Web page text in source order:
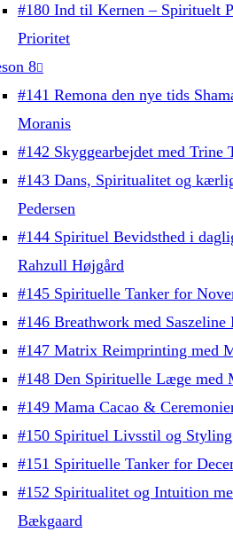
#180 Ind til Kernen – Spirituelt
Prioritet
8
#141 Remona den nye tids
Moranis
#142 Skyggearbejdet med Trine
#143 Dans, Spiritualitet og
Pedersen
#144 Spirituel Bevidsthed i
Rahzull Højgård
#145 Spirituelle Tanker for
#146 Breathwork med Saszeline
#147 Matrix Reimprinting med
#148 Den Spirituelle Læge med
#149 Mama Cacao &
#150 Spirituel Livsstil og
#151 Spirituelle Tanker for
#152 Spiritualitet og Intuition
Bækgaard